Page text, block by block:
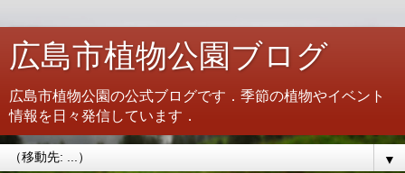
広島市植物公園ブログ
広島市植物公園の公式ブログです．季節の植物やイベント
情報を日々発信しています．
▼